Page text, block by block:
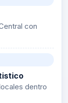
con
dentro